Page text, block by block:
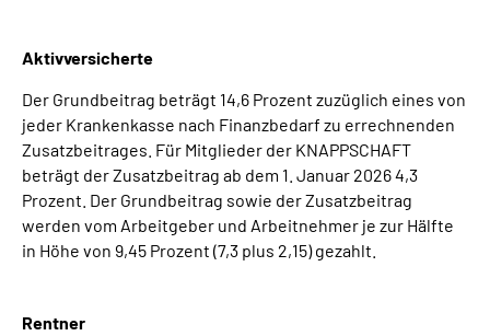
Aktivversicherte
Der Grundbeitrag beträgt 14,6 Prozent zuzüglich eines von
jeder Krankenkasse nach Finanzbedarf zu errechnenden
Zusatzbeitrages. Für Mitglieder der KNAPPSCHAFT
beträgt der Zusatzbeitrag ab dem 1. Januar 2026 4,3
Prozent. Der Grundbeitrag sowie der Zusatzbeitrag
werden vom Arbeitgeber und Arbeitnehmer je zur Hälfte
in Höhe von 9,45 Prozent (7,3 plus 2,15) gezahlt.
Rentner